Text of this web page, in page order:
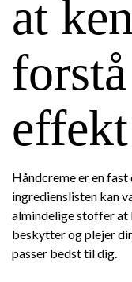
at
effekt
Håndcreme er en fast
ingredienslisten kan
almindelige stoffer at
beskytter og plejer
passer bedst til dig.